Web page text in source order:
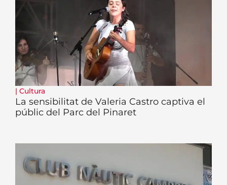
| Cultura
La sensibilitat de Valeria Castro captiva el
públic del Parc del Pinaret